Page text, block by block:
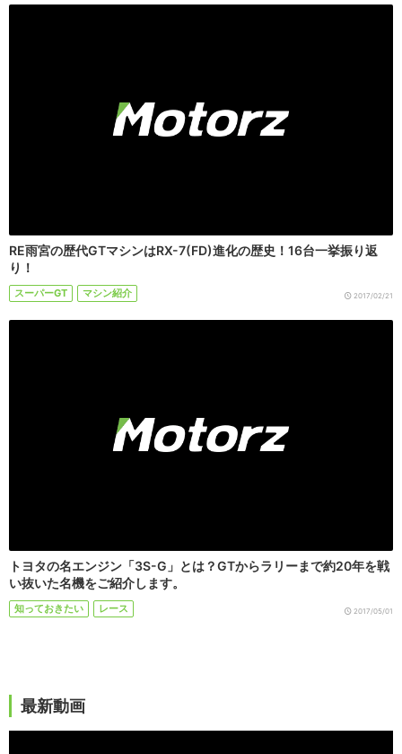
RE雨宮の歴代GTマシンはRX-7(FD)進化の歴史！16台一挙振り返
り！
スーパーGT マシン紹介 2017/02/21
トヨタの名エンジン「3S-G」とは？GTからラリーまで約20年を戦
い抜いた名機をご紹介します。
知っておきたい レース 2017/05/01
最新動画